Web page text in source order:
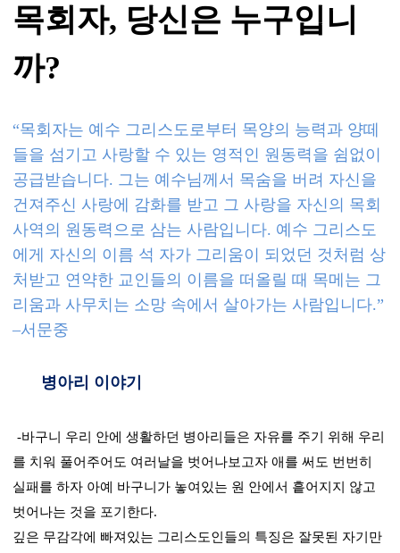
목회자, 당신은 누구입니
까?
“목회자는 예수 그리스도로부터 목양의 능력과 양떼
들을 섬기고 사랑할 수 있는 영적인 원동력을 쉼없이
공급받습니다. 그는 예수님께서 목숨을 버려 자신을
건져주신 사랑에 감화를 받고 그 사랑을 자신의 목회
사역의 원동력으로 삼는 사람입니다. 예수 그리스도
에게 자신의 이름 석 자가 그리움이 되었던 것처럼 상
처받고 연약한 교인들의 이름을 떠올릴 때 목메는 그
리움과 사무치는 소망 속에서 살아가는 사람입니다.”
–서문중
병아리 이야기
-바구니 우리 안에 생활하던 병아리들은 자유를 주기 위해 우리
를 치워 풀어주어도 여러날을 벗어나보고자 애를 써도 번번히
실패를 하자 아예 바구니가 놓여있는 원 안에서 흩어지지 않고
벗어나는 것을 포기한다.
깊은 무감각에 빠져있는 그리스도인들의 특징은 잘못된 자기만